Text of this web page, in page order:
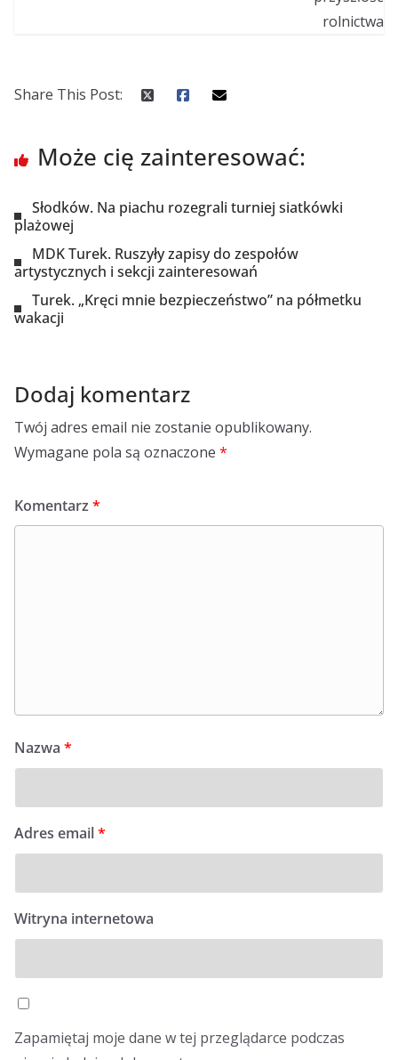
Share This Post:
Może cię zainteresować:
Słodków. Na piachu rozegrali turniej siatkówki
plażowej
MDK Turek. Ruszyły zapisy do zespołów
artystycznych i sekcji zainteresowań
Turek. „Kręci mnie bezpieczeństwo” na półmetku
wakacji
Dodaj komentarz
Twój adres email nie zostanie opublikowany.
Wymagane pola są oznaczone *
Komentarz *
Nazwa *
Adres email*
Witryna internetowa
Zapamiętaj moje dane w tej przeglądarce podczas